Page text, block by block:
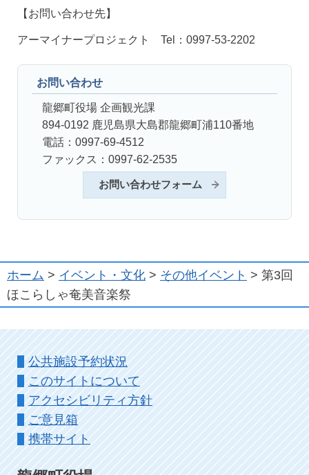
【お問い合わせ先】
アーマイナープロジェクト Tel：0997-53-2202
お問い合わせ
龍郷町役場 企画観光課
894-0192 鹿児島県大島郡龍郷町浦110番地
電話：0997-69-4512
ファックス：0997-62-2535
お問い合わせフォーム
ホーム > イベント・文化 > その他イベント > 第3回
ほこらしゃ奄美音楽祭
公共施設予約状況
このサイトについて
アクセシビリティ方針
ご意見箱
携帯サイト